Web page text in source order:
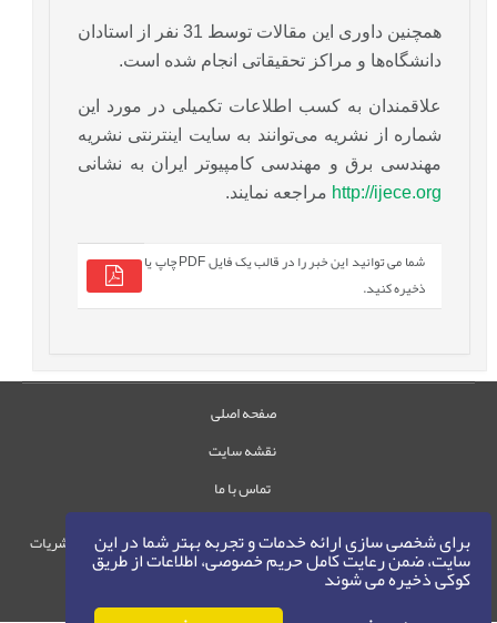
برای شخصی سازی ارائه خدمات و تجربه بهتر شما در این
سایت، ضمن رعایت کامل حریم خصوصی، اطلاعات از طریق
کوکی ذخیره می شوند
همچنین داوری این مقالات توسط 31 نفر از استادان
دانشگاه‌ها و مراکز تحقیقاتی انجام شده است.
علاقمندان به کسب اطلاعات تکمیلی در مورد این
شماره از نشریه می‌توانند به سایت اینترنتی نشریه
مهندسی برق و مهندسی کامپیوتر ایران به نشانی
http://ijece.orgمراجعه نمایند.
شما می توانید این خبر را در قالب یک فایل PDF چاپ یا
ذخیره کنید.
صفحه اصلی
نقشه سایت
تماس با ما
حقوق این وب‌سایت متعلق به سامانه مدیریت نشریات
رایمگ است.